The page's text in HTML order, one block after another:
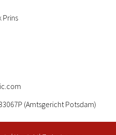
Prins
(Amtsgericht Potsdam)